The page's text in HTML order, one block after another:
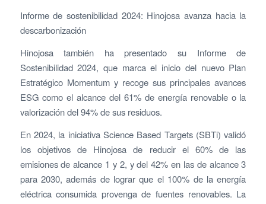
Informe de sostenibilidad 2024: Hinojosa avanza hacia la
descarbonización
Hinojosa también ha presentado su Informe de
Sostenibilidad 2024, que marca el inicio del nuevo Plan
Estratégico Momentum y recoge sus principales avances
ESG como el alcance del 61% de energía renovable o la
valorización del 94% de sus residuos.
En 2024, la iniciativa Science Based Targets (SBTi) validó
los objetivos de Hinojosa de reducir el 60% de las
emisiones de alcance 1 y 2, y del 42% en las de alcance 3
para 2030, además de lograr que el 100% de la energía
eléctrica consumida provenga de fuentes renovables. La